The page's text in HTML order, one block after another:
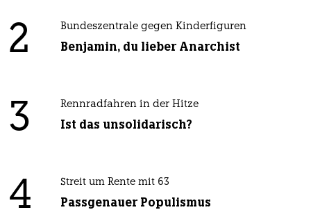
2 Bundeszentrale gegen Kinderfiguren
Benjamin, du lieber Anarchist
3 Rennradfahren in der Hitze
Ist das unsolidarisch?
4 Streit um Rente mit 63
Passgenauer Populismus